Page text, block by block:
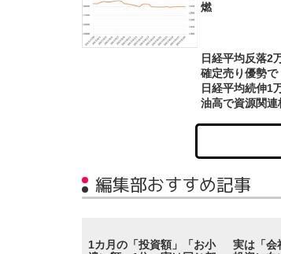
燃
日経平均反落2
確定売り優勢で
日経平均続伸1
油高で資源関連
編集部おすすめ記事
1カ月の「投資額」「お小
実は「会